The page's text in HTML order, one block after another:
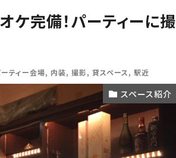
ケ完備！パーティーに撮
ティー会場, 内装, 撮影, 貸スペース, 駅近
スペース紹介